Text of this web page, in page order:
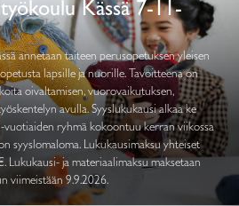
Kässä 7-11-
annetaan taiteen perusopetuksen yleisen
lapsille ja nuorille. Tavoitteena on
oivaltamisen, vuorovaikutuksen,
avulla. Syyslukukausi alkaa ke
vuotiaiden ryhmä kokoontuu kerran viikossa
syyslomaloma. Lukukausimaksu yhteiset
ja materiaalimaksu maksetaan
viimeistään 9.9.2026.